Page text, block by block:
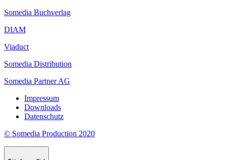
Somedia Buchverlag
DIAM
Viaduct
Somedia Distribution
Somedia Partner AG
Impressum
Downloads
Datenschutz
© Somedia Production 2020